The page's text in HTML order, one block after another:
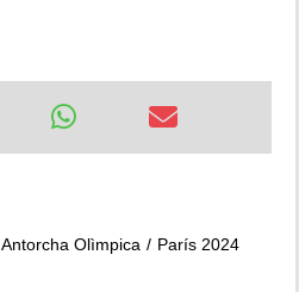
Antorcha Olìmpica
París 2024